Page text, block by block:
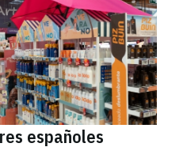
españoles